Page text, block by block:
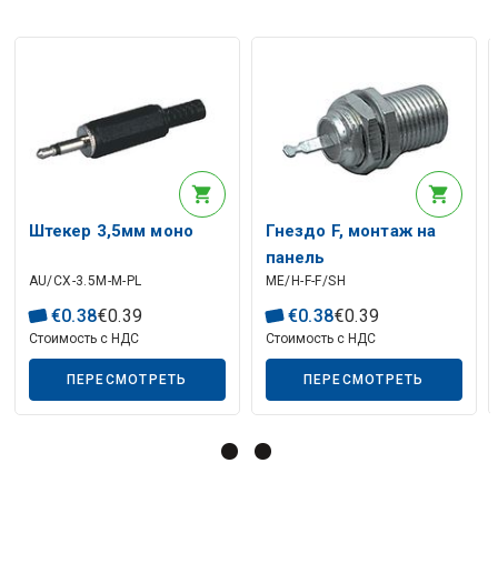
Описание искусственного интеллекта
Описание искусственного интеллекта
Штекер 3,5мм моно
AU/CX-3.5M-M-PL
€0.38€0.39
Стоимость с НДС
ПЕРЕСМОТРЕТЬ
Гнездо F, монтаж на
панель
ME/H-F-F/SH
€0.38€0.39
Стоимость с НДС
ПЕРЕСМОТРЕТЬ